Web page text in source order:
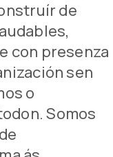
de
con presenza
sen
o
Somos